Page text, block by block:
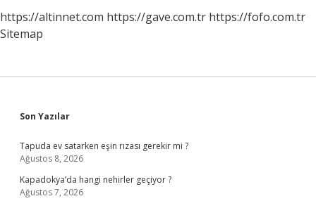
https://altinnet.com https://gave.com.tr https://fofo.com.tr
Sitemap
Sidebar
Son Yazılar
Tapuda ev satarken eşin rızası gerekir mi ?
Ağustos 8, 2026
Kapadokya’da hangi nehirler geçiyor ?
Ağustos 7, 2026